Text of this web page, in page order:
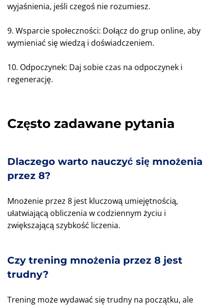
wyjaśnienia, jeśli czegoś nie rozumiesz.
9. Wsparcie społeczności: Dołącz do grup online, aby
wymieniać się wiedzą i doświadczeniem.
10. Odpoczynek: Daj sobie czas na odpoczynek i
regenerację.
Często zadawane pytania
Dlaczego warto nauczyć się mnożenia
przez 8?
Mnożenie przez 8 jest kluczową umiejętnością,
ułatwiającą obliczenia w codziennym życiu i
zwiększającą szybkość liczenia.
Czy trening mnożenia przez 8 jest
trudny?
Trening może wydawać się trudny na początku, ale